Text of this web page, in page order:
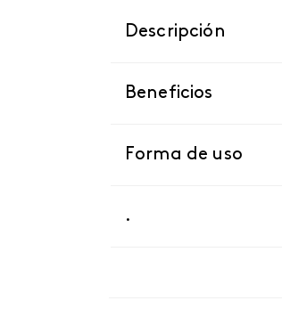
Descripción
Beneficios
Forma de uso
.